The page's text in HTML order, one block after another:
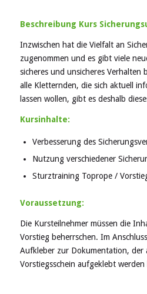
Beschreibung Kurs
Inzwischen hat die Vielfalt an
zugenommen und es gibt viele
sicheres und unsicheres
alle Kletternden, die sich aktuell
lassen wollen, gibt es deshalb
Kursinhalte:
Verbesserung des
Nutzung verschiedener
Sturztraining Toprope /
Voraussetzung:
Die Kursteilnehmer müssen die
Vorstieg beherrschen. Im
Aufkleber zur Dokumentation, der
Vorstiegsschein aufgeklebt werden